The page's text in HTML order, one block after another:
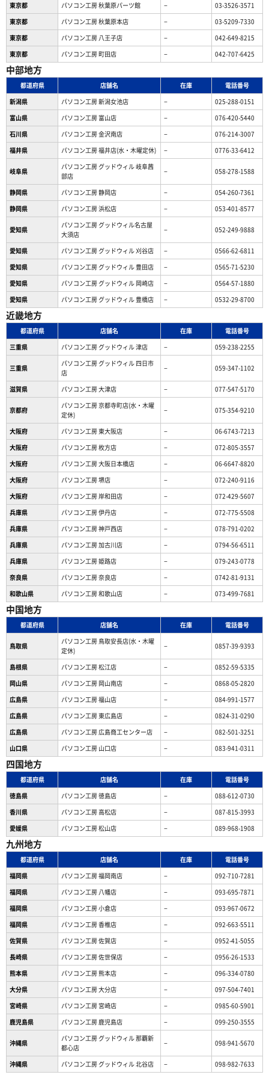
東京都
パソコン工房 秋葉原パーツ館 −
03-3526-3571
東京都
パソコン工房 秋葉原本店 −
03-5209-7330
東京都
パソコン工房 八王子店 −
042-649-8215
東京都
パソコン工房 町田店 − 042-707-6425
中部地方
都道府県 店舗名 在庫
電話番号
新潟県
パソコン工房 新潟女池店 −
025-288-0151
富山県
パソコン工房 富山店 −
076-420-5440
石川県
パソコン工房 金沢南店 −
076-214-3007
福井県
パソコン工房 福井店(水・木曜定休) − 0776-33-6412
岐阜県
パソコン工房 グッドウィル 岐阜茜
部店
− 058-278-1588
静岡県 パソコン工房 静岡店 −
054-260-7361
静岡県
パソコン工房 浜松店 − 053-401-8577
愛知県
パソコン工房 グッドウィル名古屋
大須店
− 052-249-9888
愛知県 パソコン工房 グッドウィル 刈谷店 −
0566-62-6811
愛知県
パソコン工房 グッドウィル 豊田店 −
0565-71-5230
愛知県
パソコン工房 グッドウィル 岡崎店 −
0564-57-1880
愛知県
パソコン工房 グッドウィル 豊橋店 − 0532-29-8700
近畿地方
都道府県 店舗名 在庫
電話番号
三重県
パソコン工房 グッドウィル 津店 − 059-238-2255
三重県
パソコン工房 グッドウィル 四日市
店
− 059-347-1102
滋賀県 パソコン工房 大津店 − 077-547-5170
京都府
パソコン工房 京都寺町店(水・木曜
定休)
− 075-354-9210
大阪府 パソコン工房 東大阪店 −
06-6743-7213
大阪府
パソコン工房 枚方店 −
072-805-3557
大阪府
パソコン工房 大阪日本橋店 −
06-6647-8820
大阪府
パソコン工房 堺店 −
072-240-9116
大阪府
パソコン工房 岸和田店 −
072-429-5607
兵庫県
パソコン工房 伊丹店 −
072-775-5508
兵庫県
パソコン工房 神戸西店 −
078-791-0202
兵庫県
パソコン工房 加古川店 −
0794-56-6511
兵庫県
パソコン工房 姫路店 −
079-243-0778
奈良県
パソコン工房 奈良店 −
0742-81-9131
和歌山県
パソコン工房 和歌山店 − 073-499-7681
中国地方
都道府県 店舗名 在庫 電話番号
鳥取県
パソコン工房 鳥取安長店(水・木曜
定休)
− 0857-39-9393
島根県 パソコン工房 松江店 −
0852-59-5335
岡山県
パソコン工房 岡山南店 −
0868-05-2820
広島県
パソコン工房 福山店 −
084-991-1577
広島県
パソコン工房 東広島店 −
0824-31-0290
広島県
パソコン工房 広島商工センター店 −
082-501-3251
山口県
パソコン工房 山口店 − 083-941-0311
四国地方
都道府県 店舗名 在庫
電話番号
徳島県
パソコン工房 徳島店 −
088-612-0730
香川県
パソコン工房 高松店 −
087-815-3993
愛媛県
パソコン工房 松山店 − 089-968-1908
九州地方
都道府県 店舗名 在庫
電話番号
福岡県
パソコン工房 福岡南店 −
092-710-7281
福岡県
パソコン工房 八幡店 −
093-695-7871
福岡県
パソコン工房 小倉店 −
093-967-0672
福岡県
パソコン工房 香椎店 −
092-663-5511
佐賀県
パソコン工房 佐賀店 −
0952-41-5055
長崎県
パソコン工房 佐世保店 −
0956-26-1533
熊本県
パソコン工房 熊本店 −
096-334-0780
大分県
パソコン工房 大分店 −
097-504-7401
宮崎県
パソコン工房 宮崎店 −
0985-60-5901
鹿児島県
パソコン工房 鹿児島店 − 099-250-3555
沖縄県
パソコン工房 グッドウィル 那覇新
都心店
− 098-941-5670
沖縄県 パソコン工房 グッドウィル 北谷店 − 098-982-7633